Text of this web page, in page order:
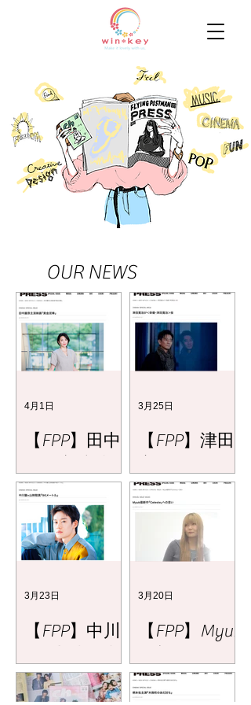
OUR NEWS
【FPP】田中
『黄金泥棒』
4月1日
【FPP】津田
優・津田寛治
＞役
3月25日
【FPP】中川
『90メート
3月23日
【FPP】Myuk
『Celeste』へ
3月20日